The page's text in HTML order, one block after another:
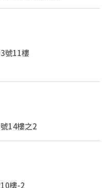
號11樓
14樓之2
樓-2